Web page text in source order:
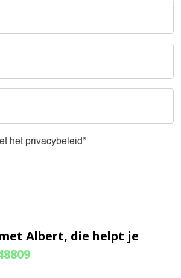
het privacybeleid*
Albert, die helpt je